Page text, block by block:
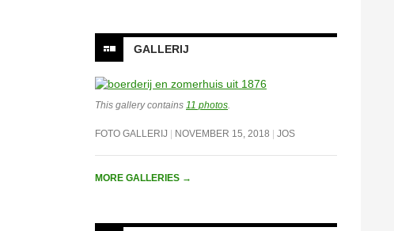
GALLERIJ
This gallery contains 11 photos.
FOTO GALLERIJ NOVEMBER 15, 2018 JOS
MORE GALLERIES →